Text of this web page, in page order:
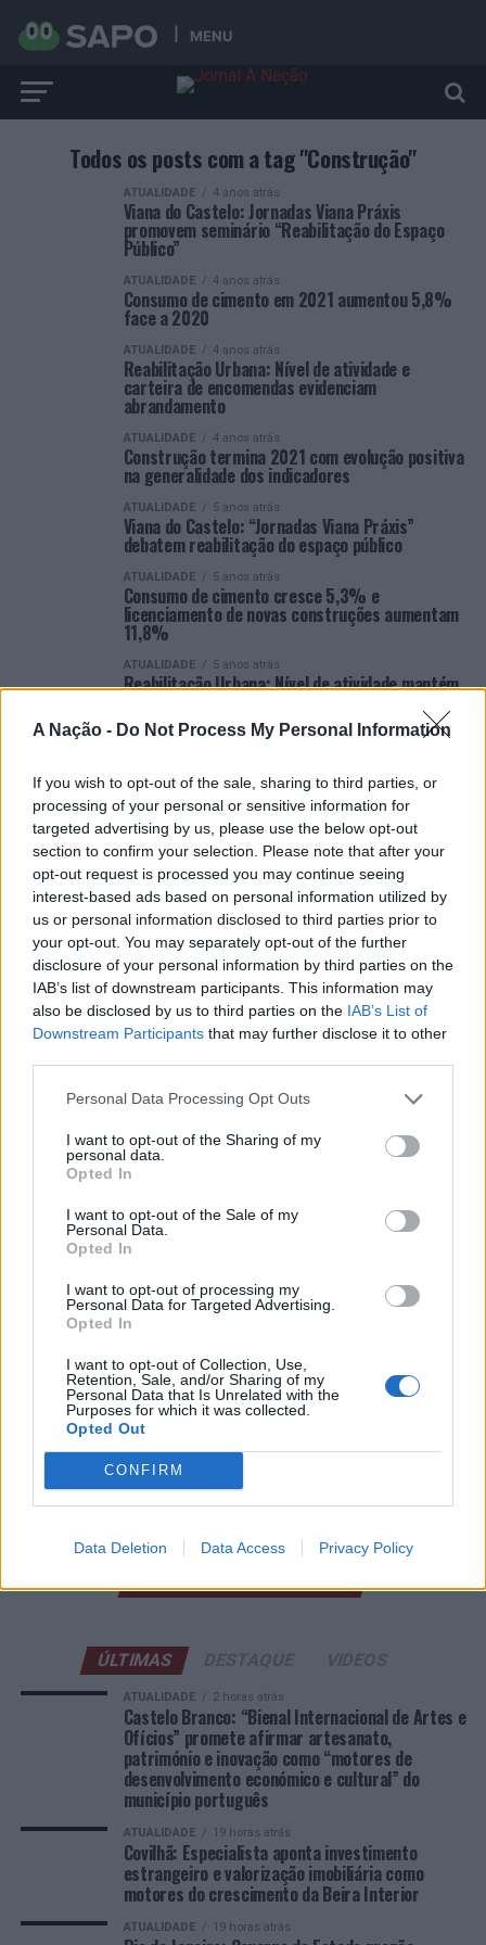
A Nação - Do Not Process My Personal Information
If you wish to opt-out of the sale, sharing to third parties, or
processing of your personal or sensitive information for
targeted advertising by us, please use the below opt-out
section to confirm your selection. Please note that after your
opt-out request is processed you may continue seeing
interest-based ads based on personal information utilized by
us or personal information disclosed to third parties prior to
your opt-out. You may separately opt-out of the further
disclosure of your personal information by third parties on the
IAB’s list of downstream participants. This information may
also be disclosed by us to third parties on the IAB’s List of
Downstream Participants that may further disclose it to other
Personal Data Processing Opt Outs
I want to opt-out of the Sharing of my
personal data.
Opted In
I want to opt-out of the Sale of my
Personal Data.
Opted In
I want to opt-out of processing my
Personal Data for Targeted Advertising.
Opted In
I want to opt-out of Collection, Use,
Retention, Sale, and/or Sharing of my
Personal Data that Is Unrelated with the
Purposes for which it was collected.
Opted Out
CONFIRM
Data Deletion Data Access Privacy Policy
MENU
Todos os posts com a tag "Construção"
ATUALIDADE 4 anos atrás
Viana do Castelo: Jornadas Viana Práxis
promovem seminário “Reabilitação do Espaço
Público”
ATUALIDADE 4 anos atrás
Consumo de cimento em 2021 aumentou 5,8%
face a 2020
ATUALIDADE 4 anos atrás
Reabilitação Urbana: Nível de atividade e
carteira de encomendas evidenciam
abrandamento
ATUALIDADE 4 anos atrás
Construção termina 2021 com evolução positiva
na generalidade dos indicadores
ATUALIDADE 5 anos atrás
Viana do Castelo: “Jornadas Viana Práxis”
debatem reabilitação do espaço público
ATUALIDADE 5 anos atrás
Consumo de cimento cresce 5,3% e
licenciamento de novas construções aumentam
11,8%
ATUALIDADE 5 anos atrás
Reabilitação Urbana: Nível de atividade mantém
ATUALIDADE 5 anos atrás
produção da Construção em 2022
ATUALIDADE 5 anos atrás
Novo crédito à habitação cresce 36,9%
ATUALIDADE 5 anos atrás
Construção: 60% das empresas indicam que a
atividade global no setor se mantém
estabilizada
VER MAIS
ARTIGOS RECENTES
Castelo Branco: “Bienal Internacional de Artes e Ofícios”
promete afirmar artesanato, património e inovação como
“motores de desenvolvimento económico e cultural” do
município português
Covilhã: Especialista aponta investimento estrangeiro e
valorização imobiliária como motores do crescimento da
Beira Interior
Rio de Janeiro: Governo do Estado propõe parceria com a
FUNCEX para “reforçar inteligência sobre comércio
exterior”
Esposende acolhe festival de kitesurf
COMENTÁRIOS RECENTES
ÚLTIMAS
ATUALIDADE 2 horas atrás
Castelo Branco: “Bienal Internacional de Artes e
Ofícios” promete afirmar artesanato,
património e inovação como “motores de
desenvolvimento económico e cultural” do
município português
ATUALIDADE 19 horas atrás
Covilhã: Especialista aponta investimento
estrangeiro e valorização imobiliária como
motores do crescimento da Beira Interior
ATUALIDADE 19 horas atrás